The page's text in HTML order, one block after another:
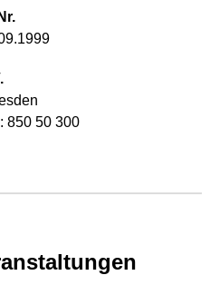
850 50 300